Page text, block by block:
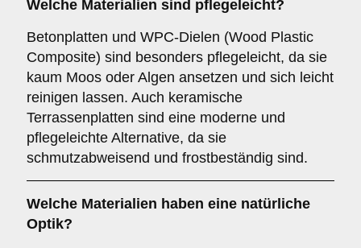
Welche Materialien sind pflegeleicht?
Betonplatten und WPC-Dielen (Wood Plastic
Composite) sind besonders pflegeleicht, da sie
kaum Moos oder Algen ansetzen und sich leicht
reinigen lassen. Auch keramische
Terrassenplatten sind eine moderne und
pflegeleichte Alternative, da sie
schmutzabweisend und frostbeständig sind.
Welche Materialien haben eine natürliche
Optik?